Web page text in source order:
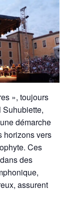
», toujours
démarche
horizons vers
Ces
des
assurent